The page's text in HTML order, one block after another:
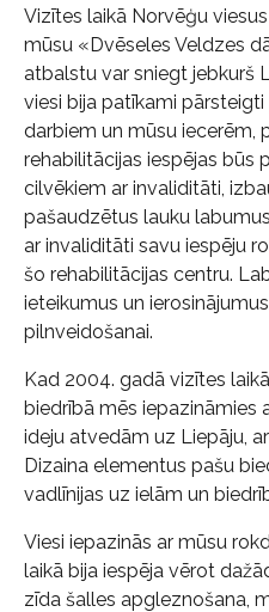
Vizītes laikā Norvēģu
mūsu «Dvēseles Veldzes
atbalstu var sniegt jebkurš
viesi bija patīkami
darbiem un mūsu iecerēm,
rehabilitācijas iespējas būs
cilvēkiem ar invaliditāti,
pašaudzētus lauku
ar invaliditāti savu iespēju
šo rehabilitācijas centru.
ieteikumus un
pilnveidošanai.
Kad 2004. gadā vizītes
biedrībā mēs iepazināmies
ideju atvedām uz Liepāju,
Dizaina elementus pašu
vadlīnijas uz ielām un
Viesi iepazinās ar mūsu
laikā bija iespēja vērot
zīda šalles apgleznošana,